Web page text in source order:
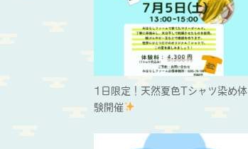
1日限定！天然夏色Tシャツ染め体
験開催